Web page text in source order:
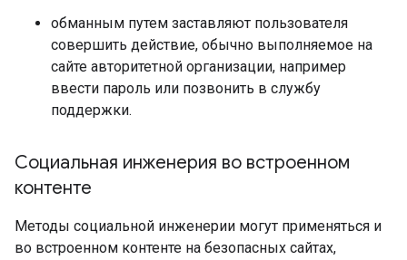
обманным путем заставляют пользователя
совершить действие, обычно выполняемое на
сайте авторитетной организации, например
ввести пароль или позвонить в службу
поддержки.
Социальная инженерия во встроенном
контенте
Методы социальной инженерии могут применяться и
во встроенном контенте на безопасных сайтах,